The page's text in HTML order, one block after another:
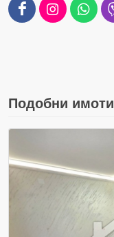
Подобни имоти